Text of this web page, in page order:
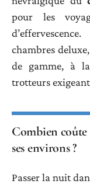
pour les
chambres
de gamme, à
trotteurs
Combien
ses environs ?
Passer la nuit